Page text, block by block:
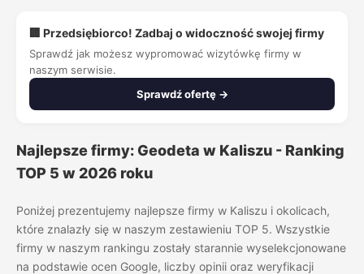
🏢 Przedsiębiorco! Zadbaj o widoczność swojej firmy
Sprawdź jak możesz wypromować wizytówkę firmy w
naszym serwisie.
Sprawdź ofertę →
Najlepsze firmy: Geodeta w Kaliszu - Ranking
TOP 5 w 2026 roku
Poniżej prezentujemy najlepsze firmy w Kaliszu i okolicach,
które znalazły się w naszym zestawieniu TOP 5. Wszystkie
firmy w naszym rankingu zostały starannie wyselekcjonowane
na podstawie ocen Google, liczby opinii oraz weryfikacji